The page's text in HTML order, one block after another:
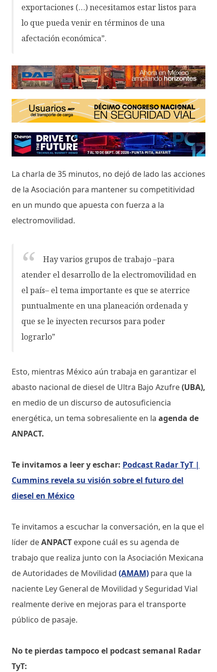
exportaciones (…) necesitamos estar listos para
lo que pueda venir en términos de una
afectación económica”.
La charla de 35 minutos, no dejó de lado las acciones
de la Asociación para mantener su competitividad
en un mundo que apuesta con fuerza a la
electromovilidad.
Hay varios grupos de trabajo –para
atender el desarrollo de la electromovilidad en
el país– el tema importante es que se aterrice
puntualmente en una planeación ordenada y
que se le inyecten recursos para poder
lograrlo”
Esto, mientras México aún trabaja en garantizar el
abasto nacional de diesel de Ultra Bajo Azufre(UBA),
en medio de un discurso de autosuficiencia
energética, un tema sobresaliente en la agenda de
ANPACT.
Te invitamos a leery eschar: Podcast Radar TyT |
Cummins revela su visión sobre el futuro del
diesel en México
Te invitamos a escuchar la conversación, en la que el
líder deANPACT expone cuál es su agenda de
trabajo que realiza junto con la Asociación Mexicana
de Autoridades de Movilidad (AMAM) para que la
naciente Ley General de Movilidad y Seguridad Vial
realmente derive en mejoras para el transporte
público de pasaje.
No te pierdas tampoco el podcast semanal Radar
TyT: